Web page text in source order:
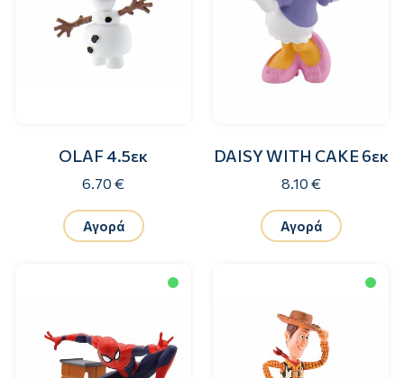
OLAF 4.5εκ
6.70 €
Αγορά
DAISY WITH CAKE 6εκ
8.10 €
Αγορά